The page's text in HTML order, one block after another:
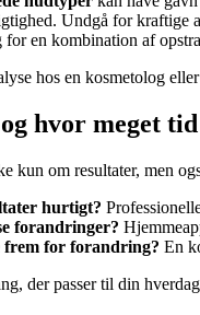
Undgå for kraftige
for en kombination af
hos en kosmetolog
hvor meget
kun om resultater, men
hurtigt?
forandringer?
frem for forandring? En
der passer til din